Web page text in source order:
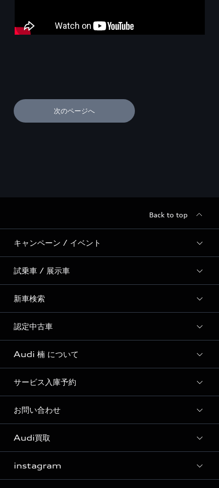
次のページへ
Back to top
キャンペーン / イベント
全国統一イベント
ディーラー独自イベント
試乗車 / 展示車
試乗予約
試乗車一覧
展示車一覧
新車検索
新車検索
認定中古車
Audi認定中古車検索
Audi 楠 について
Audi 楠 店舗情報
Audi 楠 運営会社概要
定期点検 / 車検 料金表
来店型オペレーション
サービス入庫予約
Audi 楠 サービス入庫予約
お問い合わせ
各種お問い合わせ
Audi買取
Audi買取
instagram